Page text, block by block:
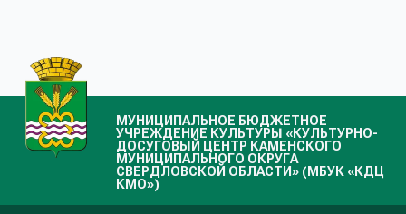
МУНИЦИПАЛЬНОЕ БЮДЖЕТНОЕ
УЧРЕЖДЕНИЕ КУЛЬТУРЫ «КУЛЬТУРНО-
ДОСУГОВЫЙ ЦЕНТР КАМЕНСКОГО
МУНИЦИПАЛЬНОГО ОКРУГА
СВЕРДЛОВСКОЙ ОБЛАСТИ» (МБУК «КДЦ
КМО»)